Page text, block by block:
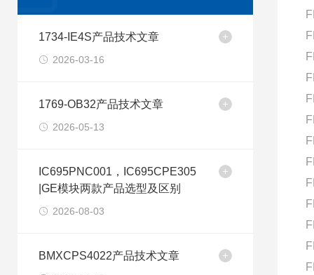
1734-IE4S产品技术文章
2026-03-16
1769-OB32产品技术文章
2026-05-13
IC695PNC001，IC695CPE305
|GE模块两款产品选型及区别
2026-08-03
BMXCPS4022产品技术文章